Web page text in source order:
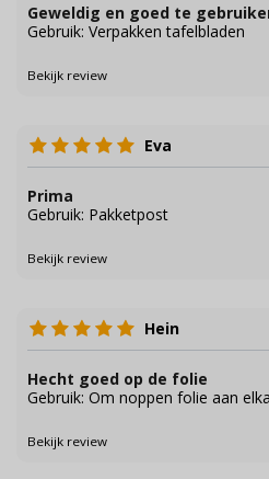
Geweldig en goed te
Gebruik: Verpakken tafelbladen
Bekijk review
Eva
Prima
Gebruik: Pakketpost
Bekijk review
Hein
Hecht goed op de folie
Gebruik: Om noppen folie aan
Bekijk review